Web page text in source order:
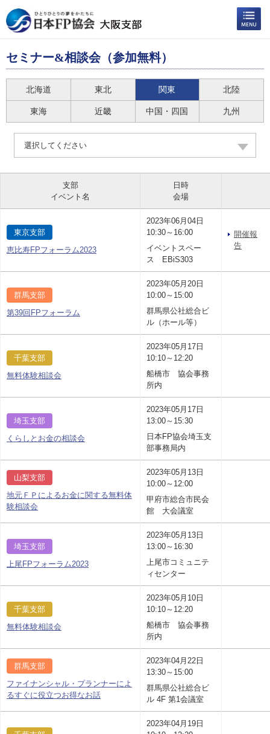
セミナー&相談会（参加無料）
北海道 東北 関東 北陸
東海 近畿 中国・四国 九州
選択してください
支部
イベント名
日時
会場
東京支部
恵比寿FPフォーラム2023
2023年06月04日
10:30～16:00
イベントスペー
ス EBiS303
開催報
告
群馬支部
第39回FPフォーラム
2023年05月20日
10:00～15:00
群馬県公社総合ビ
ル（ホール等）
千葉支部
無料体験相談会
2023年05月17日
10:10～12:20
船橋市 協会事務
所内
埼玉支部
くらしとお金の相談会
2023年05月17日
13:00～15:30
日本FP協会埼玉支
部事務局内
山梨支部
地元ＦＰによるお金に関する無料体
験相談会
2023年05月13日
10:00～12:00
甲府市総合市民会
館 大会議室
埼玉支部
上尾FPフォーラム2023
2023年05月13日
13:00～16:30
上尾市コミュニテ
ィセンター
千葉支部
無料体験相談会
2023年05月10日
10:10～12:20
船橋市 協会事務
所内
群馬支部
ファイナンシャル・プランナーによ
るすぐに役立つお得なお話
2023年04月22日
13:30～15:00
群馬県公社総合ビ
ル 4F 第1会議室
2023年04月19日